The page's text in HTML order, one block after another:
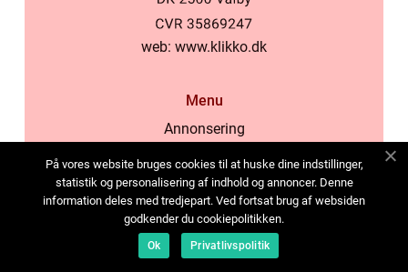
web: www.klikko.dk
Menu
Annonsering
Cookies
Kontakta oss
Sitemap
På vores website bruges cookies til at huske dine indstillinger,
statistik og personalisering af indhold og annoncer. Denne
information deles med tredjepart. Ved fortsat brug af websiden
godkender du cookiepolitikken.
Ok Privatlivspolitik